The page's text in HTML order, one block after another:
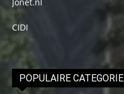
CIDI
POPULAIRE CATEGORIE